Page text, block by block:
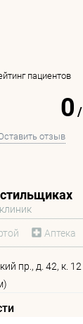
пациентов
0 /
отзыв
Аптека
пр., д. 42, к. 12